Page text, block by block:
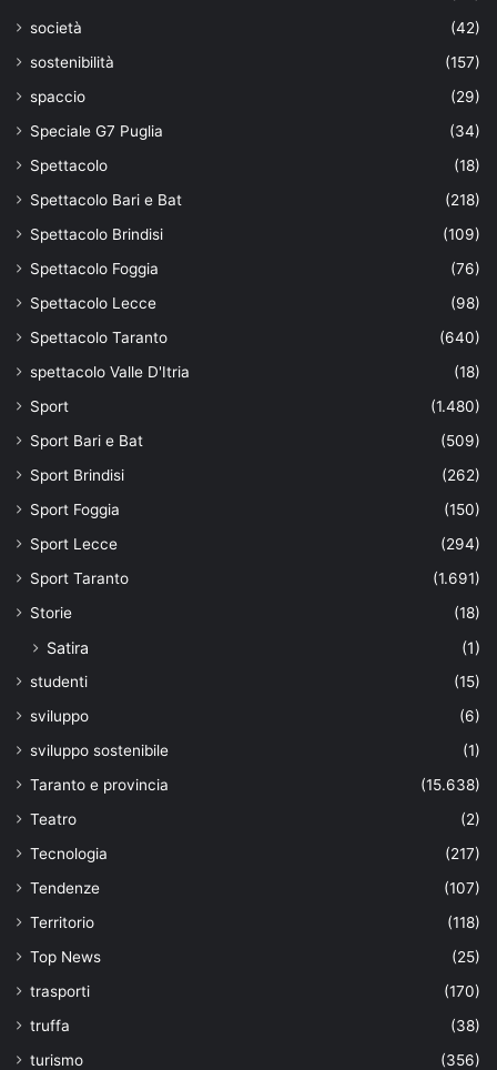
società
(42)
sostenibilità
(157)
spaccio
(29)
Speciale G7 Puglia
(34)
Spettacolo
(18)
Spettacolo Bari e Bat
(218)
Spettacolo Brindisi
(109)
Spettacolo Foggia
(76)
Spettacolo Lecce
(98)
Spettacolo Taranto
(640)
spettacolo Valle D'Itria
(18)
Sport
(1.480)
Sport Bari e Bat
(509)
Sport Brindisi
(262)
Sport Foggia
(150)
Sport Lecce
(294)
Sport Taranto
(1.691)
Storie
(18)
Satira (1)
studenti
(15)
sviluppo
(6)
sviluppo sostenibile
(1)
Taranto e provincia
(15.638)
Teatro
(2)
Tecnologia
(217)
Tendenze
(107)
Territorio
(118)
Top News
(25)
trasporti
(170)
truffa
(38)
turismo
(356)